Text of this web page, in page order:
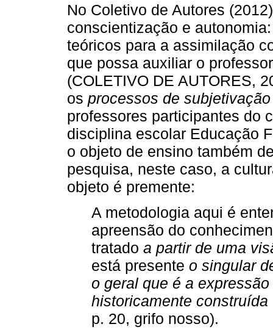
No Coletivo de Autores
conscientização e
teóricos para a assimilação
que possa auxiliar o
(COLETIVO DE AUTORES,
os processos de subjetivação
professores participantes do
disciplina escolar Educação
o objeto de ensino também
pesquisa, neste caso, a
objeto é premente:
A metodologia aqui é
apreensão do
tratado a partir de uma
está presente o singular
o geral que é a
historicamente construída
p. 20, grifo nosso).